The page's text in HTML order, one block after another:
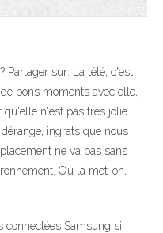
Partager sur: La télé, c'est
bons moments avec elle,
n'est pas très jolie.
ingrats que nous
ne va pas sans
Où la met-on,
connectées Samsung si